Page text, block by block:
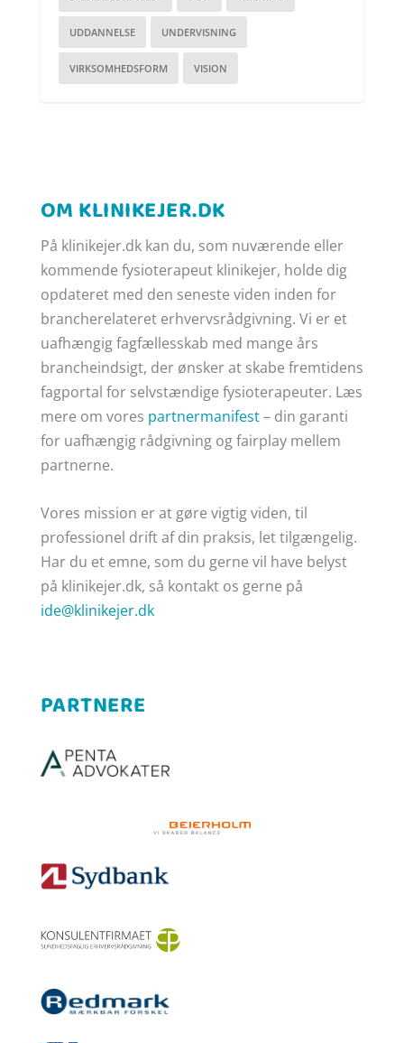
UDDANNELSE UNDERVISNING
VIRKSOMHEDSFORM VISION
OM KLINIKEJER.DK
På klinikejer.dk kan du, som nuværende eller
kommende fysioterapeut klinikejer, holde dig
opdateret med den seneste viden inden for
brancherelateret erhvervsrådgivning. Vi er et
uafhængig fagfællesskab med mange års
brancheindsigt, der ønsker at skabe fremtidens
fagportal for selvstændige fysioterapeuter. Læs
mere om vores partnermanifest– din garanti
for uafhængig rådgivning og fairplay mellem
partnerne.
Vores mission er at gøre vigtig viden, til
professionel drift af din praksis, let tilgængelig.
Har du et emne, som du gerne vil have belyst
på klinikejer.dk, så kontakt os gerne på
ide@klinikejer.dk
PARTNERE